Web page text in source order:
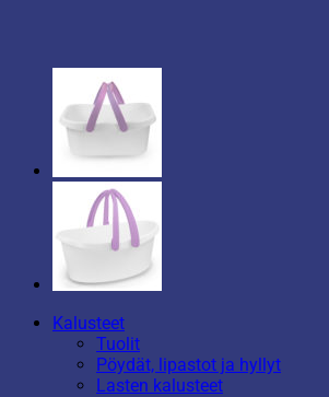
Kalusteet
Tuolit
Pöydät, lipastot ja hyllyt
Lasten kalusteet